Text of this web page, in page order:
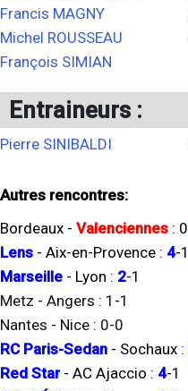
Francis MAGNY
Michel ROUSSEAU
François SIMIAN
Entraineurs :
Pierre SINIBALDI
Autres rencontres:
Bordeaux - Valenciennes : 0
Lens - Aix-en-Provence : 4-1
Marseille - Lyon : 2-1
Metz - Angers : 1 -1
Nantes - Nice : 0-0
RC Paris-Sedan - Sochaux :
Red Star- AC Ajaccio : 4-1